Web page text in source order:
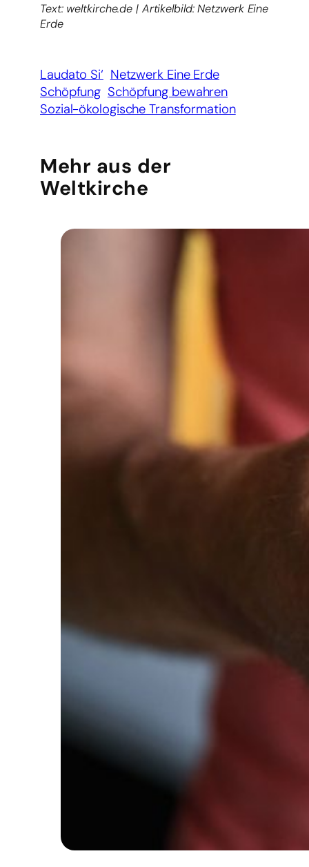
Text: weltkirche.de | Artikelbild: Netzwerk Eine
Erde
Laudato Si‘ Netzwerk Eine Erde
Schöpfung Schöpfung bewahren
Sozial-ökologische Transformation
Mehr aus der
Weltkirche